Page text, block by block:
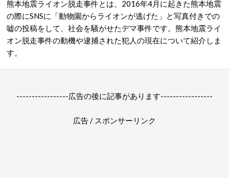
熊本地震ライオン脱走事件とは、2016年4月に起きた熊本地震
の際にSNSに「動物園からライオンが逃げた」と写真付きでの
嘘の投稿をして、社会を騒がせたデマ事件です。熊本地震ライ
オン脱走事件の動機や逮捕された犯人の現在について紹介しま
す。
-----------------広告の後に記事があります-----------------
広告 / スポンサーリンク